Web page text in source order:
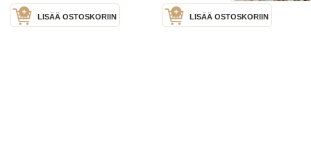
LISÄÄ OSTOSKORIIN LISÄÄ OSTOSKORIIN